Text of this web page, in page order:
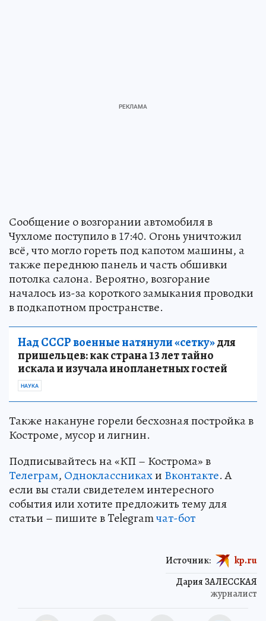
Сообщение о возгорании автомобиля в
Чухломе поступило в 17:40. Огонь уничтожил
всё, что могло гореть под капотом машины, а
также переднюю панель и часть обшивки
потолка салона. Вероятно, возгорание
началось из-за короткого замыкания проводки
в подкапотном пространстве.
Над СССР военные натянули «сетку»для
пришельцев: как страна 13 лет тайно
искала и изучала инопланетных гостей
НАУКА
Также накануне горели бесхозная постройка в
Костроме, мусор и лигнин.
Подписывайтесь на «КП – Кострома» в
Телеграм, Одноклассникахи Вконтакте. А
если вы стали свидетелем интересного
события или хотите предложить тему для
статьи – пишите в Telegramчат-бот
Дария ЗАЛЕССКАЯ
журналист
Источник: kp.ru